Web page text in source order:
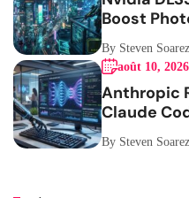
Boost
By Steven Soarez
août 10, 2026
Anthropic
Claude
By Steven Soarez